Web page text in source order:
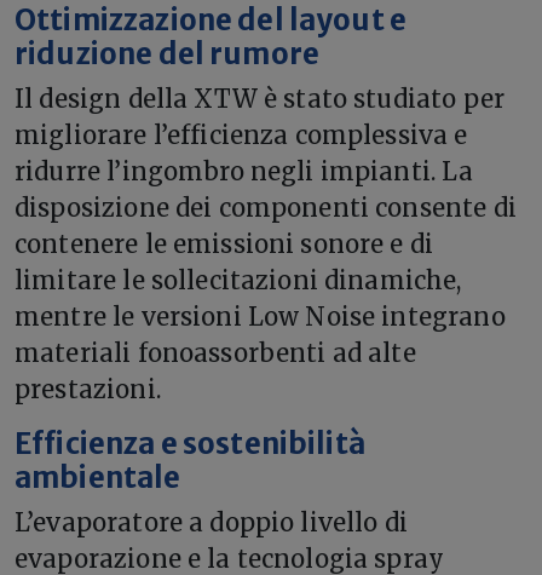
Ottimizzazione del layout e
riduzione del rumore
Il design della XTW è stato studiato per
migliorare l’efficienza complessiva e
ridurre l’ingombro negli impianti. La
disposizione dei componenti consente di
contenere le emissioni sonore e di
limitare le sollecitazioni dinamiche,
mentre le versioni Low Noise integrano
materiali fonoassorbenti ad alte
prestazioni.
Efficienza e sostenibilità
ambientale
L’evaporatore a doppio livello di
evaporazione e la tecnologia spray